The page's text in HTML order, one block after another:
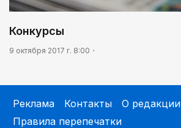
Конкурсы
9 октября 2017 г. 8:00
Реклама Контакты
О редакции
Правила перепечатки